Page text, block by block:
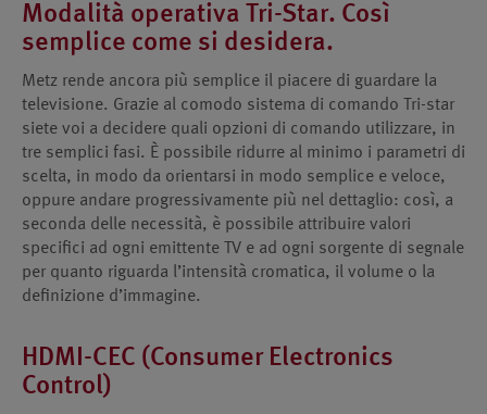
Modalità operativa Tri-Star. Così
semplice come si desidera.
Metz rende ancora più semplice il piacere di guardare la
televisione. Grazie al comodo sistema di comando Tri-star
siete voi a decidere quali opzioni di comando utilizzare, in
tre semplici fasi. È possibile ridurre al minimo i parametri di
scelta, in modo da orientarsi in modo semplice e veloce,
oppure andare progressivamente più nel dettaglio: così, a
seconda delle necessità, è possibile attribuire valori
specifici ad ogni emittente TV e ad ogni sorgente di segnale
per quanto riguarda l’intensità cromatica, il volume o la
definizione d’immagine.
HDMI-CEC (Consumer Electronics
Control)